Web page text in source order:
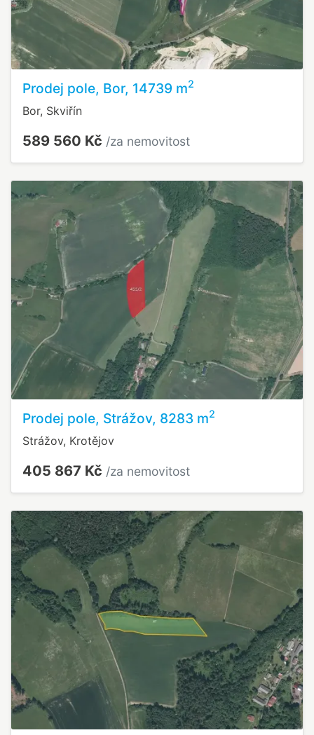
Prodej pole, Bor, 14739 m2
Bor, Skviřín
589 560 Kč /za nemovitost
Prodej pole, Strážov, 8283 m2
Strážov, Krotějov
405 867 Kč /za nemovitost